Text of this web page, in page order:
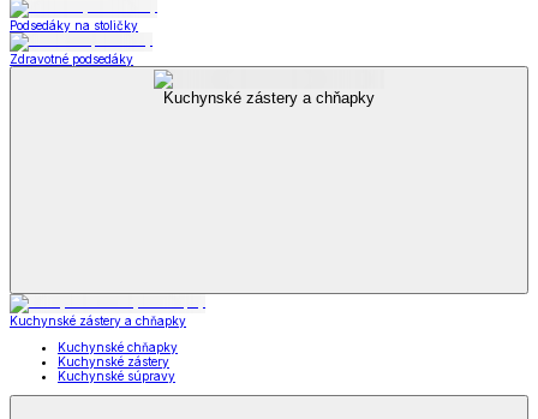
Podsedáky na stoličky
Zdravotné podsedáky
Kuchynské zástery a chňapky
Kuchynské zástery a chňapky
Kuchynské chňapky
Kuchynské zástery
Kuchynské súpravy